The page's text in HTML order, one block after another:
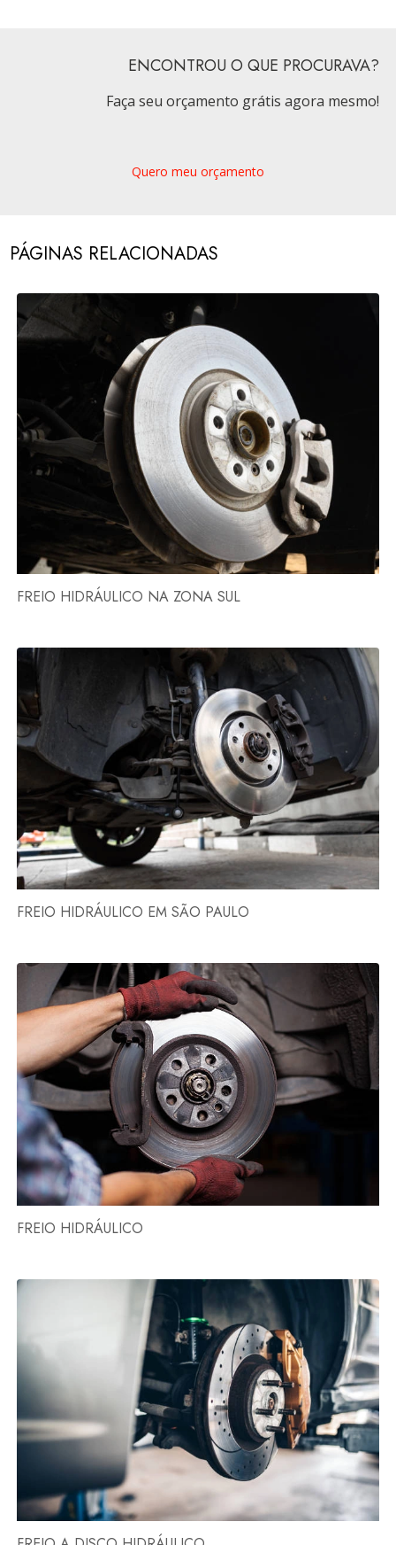
ENCONTROU O QUE PROCURAVA?
Faça seu orçamento grátis agora mesmo!
Quero meu orçamento
PÁGINAS RELACIONADAS
FREIO HIDRÁULICO NA ZONA SUL
FREIO HIDRÁULICO EM SÃO PAULO
FREIO HIDRÁULICO